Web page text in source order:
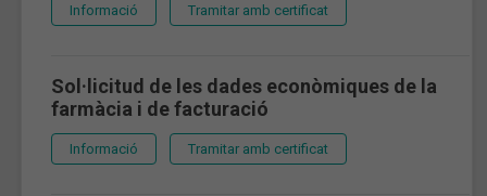
Informació Tramitar amb certificat
Sol·licitud de les dades econòmiques de la
farmàcia i de facturació
Informació Tramitar amb certificat